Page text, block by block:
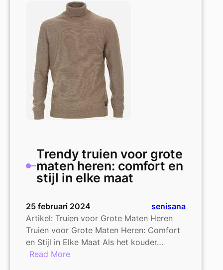
in
Grote
Maten
voor
Heren:
Comfort
en
Trendy
Looks
Trendy truien voor grote
maten heren: comfort en
stijl in elke maat
25 februari 2024
senisana
Artikel: Truien voor Grote Maten Heren
Truien voor Grote Maten Heren: Comfort
en Stijl in Elke Maat Als het kouder…
Read More: